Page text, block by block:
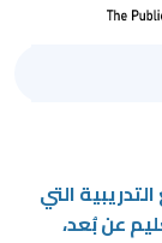
التي
عن بُعد،